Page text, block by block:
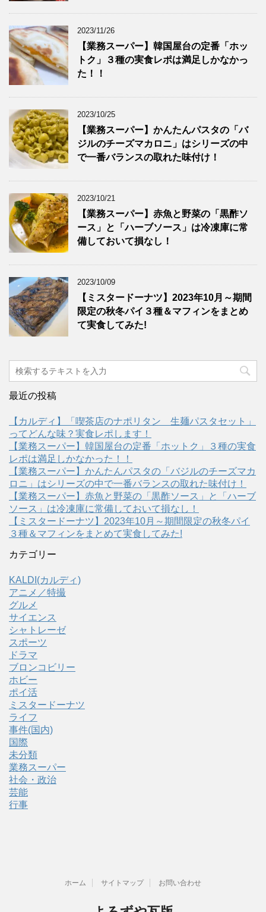
2023/11/26
【業務スーパー】韓国屋台の定番「ホッ
トク」３種の実食レポは満足しかなかっ
た！！
2023/10/25
【業務スーパー】かんたんパスタの「バ
ジルのチーズマカロニ」はシリーズの中
で一番バランスの取れた味付け！
2023/10/21
【業務スーパー】赤魚と野菜の「黒酢ソ
ース」と「ハーブソース」は冷凍庫に常
備しておいて損なし！
2023/10/09
【ミスタードーナツ】2023年10月～期間
限定の秋冬パイ３種＆マフィンをまとめ
て実食してみた!
最近の投稿
【カルディ】「喫茶店のナポリタン 生麺パスタセット」
ってどんな味？実食レポします！
【業務スーパー】韓国屋台の定番「ホットク」３種の実食
レポは満足しかなかった！！
【業務スーパー】かんたんパスタの「バジルのチーズマカ
ロニ」はシリーズの中で一番バランスの取れた味付け！
【業務スーパー】赤魚と野菜の「黒酢ソース」と「ハーブ
ソース」は冷凍庫に常備しておいて損なし！
【ミスタードーナツ】2023年10月～期間限定の秋冬パイ
３種＆マフィンをまとめて実食してみた!
カテゴリー
KALDI(カルディ)
アニメ／特撮
グルメ
サイエンス
シャトレーゼ
スポーツ
ドラマ
ブロンコビリー
ホビー
ポイ活
ミスタードーナツ
ライフ
事件(国内)
国際
未分類
業務スーパー
社会・政治
芸能
行事
ホーム サイトマップ お問い合わせ